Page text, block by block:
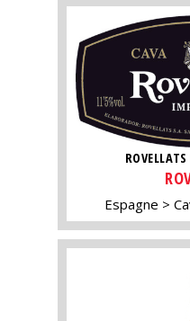
Espagne